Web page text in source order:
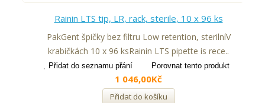
Rainin LTS tip, LR, rack, sterile, 10 x 96 ks
PakGent špičky bez filtru Low retention, sterilníV
krabičkách 10 x 96 ksRainin LTS pipette is rece..
Přidat do seznamu přání Porovnat tento produkt
1 046,00Kč
Přidat do košíku